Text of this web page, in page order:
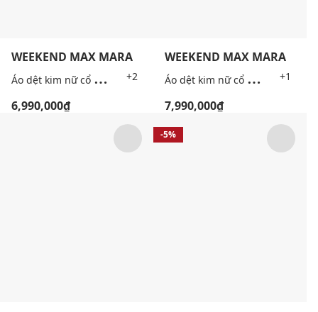
WEEKEND MAX MARA
Á
o dệt kim nữ cổ V tay ngắn Wkdroncolo +2
6,990,000₫
WEEKEND MAX MARA
Á
o dệt kim nữ cổ tròn tay ngắn Wkdfiacre +1
7,990,000₫
-5%